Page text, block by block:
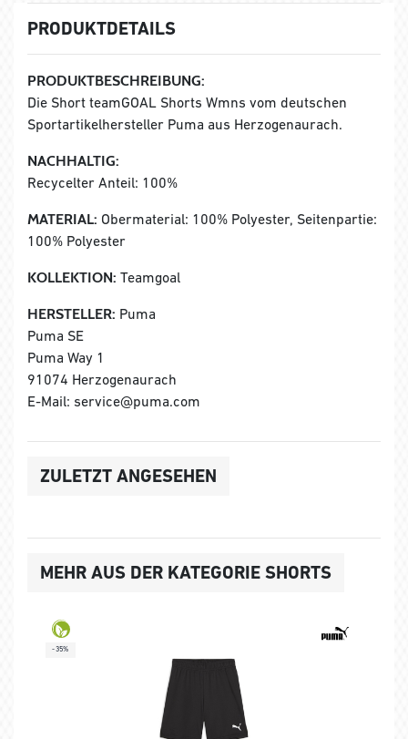
PRODUKTDETAILS
PRODUKTBESCHREIBUNG:
Die Short teamGOAL Shorts Wmns vom deutschen
Sportartikelhersteller Puma aus Herzogenaurach.
NACHHALTIG:
Recycelter Anteil: 100%
MATERIAL: Obermaterial: 100% Polyester, Seitenpartie:
100% Polyester
KOLLEKTION: Teamgoal
HERSTELLER: Puma
Puma SE
Puma Way 1
91074 Herzogenaurach
E-Mail: service@puma.com
ZULETZT ANGESEHEN
MEHR AUS DER KATEGORIE SHORTS
-35%